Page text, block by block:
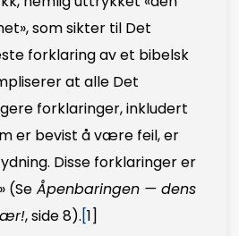
som sikter til Det
forklaring av et bibelsk
at alle Det
forklaringer, inkludert
er bevist å være feil, er
Disse forklaringer er
(Se Åpenbaringen — dens
, side 8).[1]